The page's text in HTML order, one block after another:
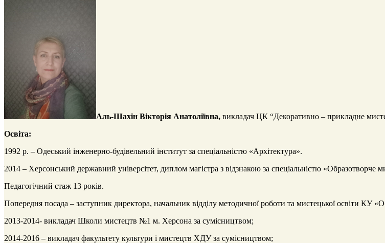
Аль-Шахін Вікторія Анатоліївна, викладач ЦК “Декоративно – прикладне
Освіта:
1992 р. – Одеський інженерно-будівельний інститут за спеціальністю «Архітектура».
2014 – Херсонський державний універсітет, диплом магістра з відзнакою за спеціальністю «Образотворче
Педагогічний стаж 13 років.
Попередня посада – заступник директора, начальник відділу методичної роботи та мистецької освіти
2013-2014- викладач Школи мистецтв №1 м. Херсона за сумісництвом;
2014-2016 – викладач факультету культури і мистецтв ХДУ за сумісництвом;